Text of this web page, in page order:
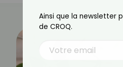
Ainsi que la newsletter
de CROQ.